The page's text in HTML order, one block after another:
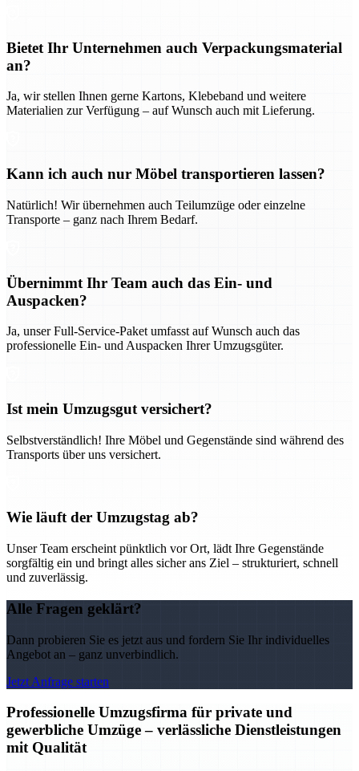
Bietet Ihr Unternehmen auch Verpackungsmaterial
an?
Ja, wir stellen Ihnen gerne Kartons, Klebeband und weitere
Materialien zur Verfügung – auf Wunsch auch mit Lieferung.
Kann ich auch nur Möbel transportieren lassen?
Natürlich! Wir übernehmen auch Teilumzüge oder einzelne
Transporte – ganz nach Ihrem Bedarf.
Übernimmt Ihr Team auch das Ein- und
Auspacken?
Ja, unser Full-Service-Paket umfasst auf Wunsch auch das
professionelle Ein- und Auspacken Ihrer Umzugsgüter.
Ist mein Umzugsgut versichert?
Selbstverständlich! Ihre Möbel und Gegenstände sind während des
Transports über uns versichert.
Wie läuft der Umzugstag ab?
Unser Team erscheint pünktlich vor Ort, lädt Ihre Gegenstände
sorgfältig ein und bringt alles sicher ans Ziel – strukturiert, schnell
und zuverlässig.
Alle Fragen geklärt?
Dann probieren Sie es jetzt aus und fordern Sie Ihr individuelles
Angebot an – ganz unverbindlich.
Jetzt Anfrage starten
Professionelle Umzugsfirma für private und
gewerbliche Umzüge – verlässliche Dienstleistungen
mit Qualität